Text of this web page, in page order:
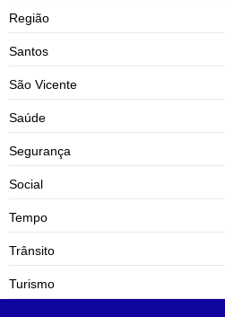
Região
Santos
São Vicente
Saúde
Segurança
Social
Tempo
Trânsito
Turismo